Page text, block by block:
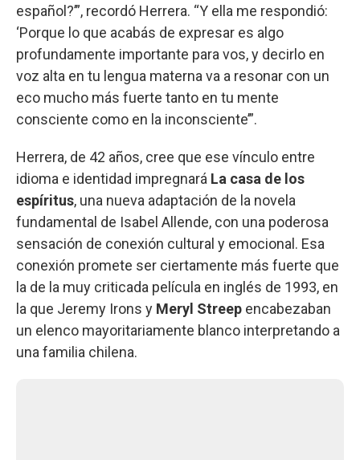
español?’”, recordó Herrera. “Y ella me respondió:
‘Porque lo que acabás de expresar es algo
profundamente importante para vos, y decirlo en
voz alta en tu lengua materna va a resonar con un
eco mucho más fuerte tanto en tu mente
consciente como en la inconsciente’”.
Herrera, de 42 años, cree que ese vínculo entre
idioma e identidad impregnará La casa de los
espíritus, una nueva adaptación de la novela
fundamental de Isabel Allende, con una poderosa
sensación de conexión cultural y emocional. Esa
conexión promete ser ciertamente más fuerte que
la de la muy criticada película en inglés de 1993, en
la que Jeremy Irons y Meryl Streep encabezaban
un elenco mayoritariamente blanco interpretando a
una familia chilena.